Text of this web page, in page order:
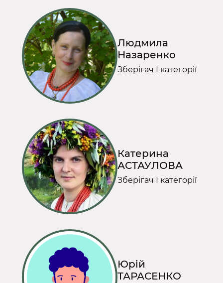
Людмила
Назаренко
Зберігач І категорії
Катерина
АСТАУЛОВА
Зберігач І категорії
Юрій
ТАРАСЕНКО